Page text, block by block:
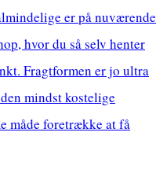
er på nuværende
hvor du så selv henter
Fragtformen er jo ultra
mindst kostelige
måde foretrække at få